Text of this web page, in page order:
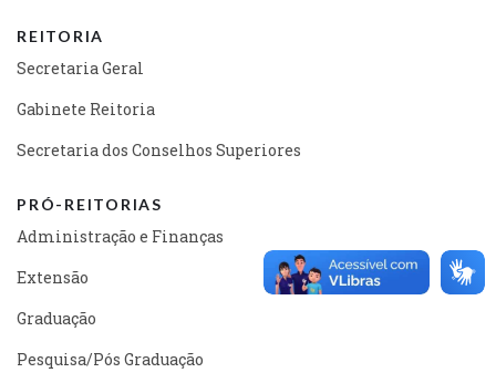
REITORIA
Secretaria Geral
Gabinete Reitoria
Secretaria dos Conselhos Superiores
PRÓ-REITORIAS
Administração e Finanças
Extensão
Graduação
Pesquisa/Pós Graduação